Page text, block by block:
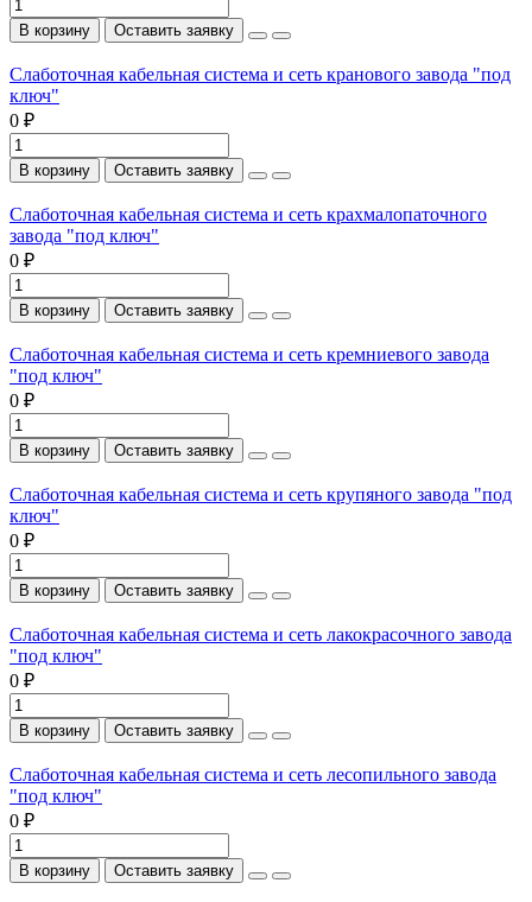
В корзину Оставить заявку
Слаботочная кабельная система и сеть кранового завода "под
ключ"
0 ₽
В корзину Оставить заявку
Слаботочная кабельная система и сеть крахмалопаточного
завода "под ключ"
0 ₽
В корзину Оставить заявку
Слаботочная кабельная система и сеть кремниевого завода
"под ключ"
0 ₽
В корзину Оставить заявку
Слаботочная кабельная система и сеть крупяного завода "под
ключ"
0 ₽
В корзину Оставить заявку
Слаботочная кабельная система и сеть лакокрасочного завода
"под ключ"
0 ₽
В корзину Оставить заявку
Слаботочная кабельная система и сеть лесопильного завода
"под ключ"
0 ₽
В корзину Оставить заявку